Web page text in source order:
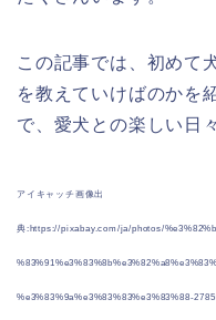
この記事では、初めて
を教えていけばのかを
で、愛犬との楽しい日
アイキャッチ画像出
典:https://pixabay.com/ja/photos/
%e3%83%9a%e3%83%83%e3%83%88-